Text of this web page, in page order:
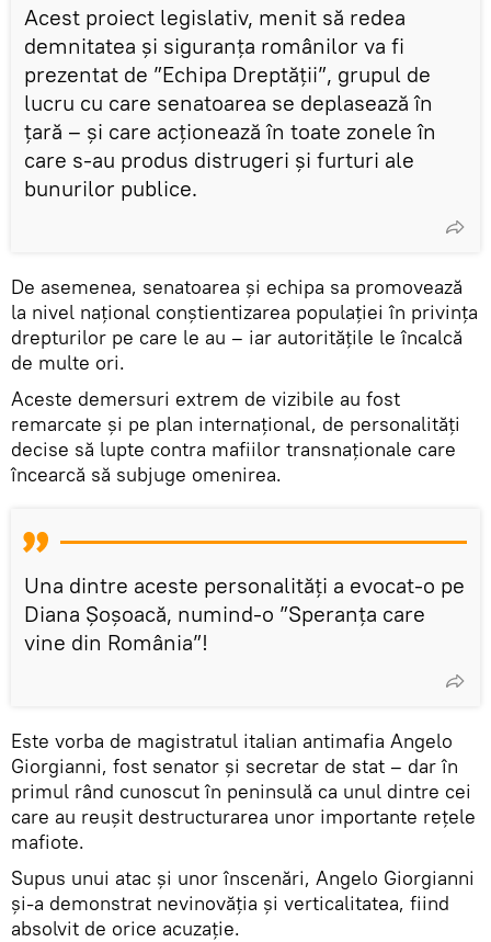
Acest proiect legislativ, menit să redea
demnitatea și siguranța românilor va fi
prezentat de ”Echipa Dreptății”, grupul de
lucru cu care senatoarea se deplasează în
țară – și care acționează în toate zonele în
care s-au produs distrugeri și furturi ale
bunurilor publice.
De asemenea, senatoarea și echipa sa promovează
la nivel național conștientizarea populației în privința
drepturilor pe care le au – iar autoritățile le încalcă
de multe ori.
Aceste demersuri extrem de vizibile au fost
remarcate și pe plan internațional, de personalități
decise să lupte contra mafiilor transnaționale care
încearcă să subjuge omenirea.
Una dintre aceste personalități a evocat-o pe
Diana Șoșoacă, numind-o ”Speranța care
vine din România”!
Este vorba de magistratul italian antimafia Angelo
Giorgianni, fost senator și secretar de stat – dar în
primul rând cunoscut în peninsulă ca unul dintre cei
care au reușit destructurarea unor importante rețele
mafiote.
Supus unui atac și unor înscenări, Angelo Giorgianni
și-a demonstrat nevinovăția și verticalitatea, fiind
absolvit de orice acuzație.